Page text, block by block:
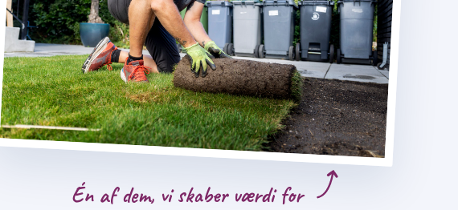
Én af dem, vi skaber værdi for